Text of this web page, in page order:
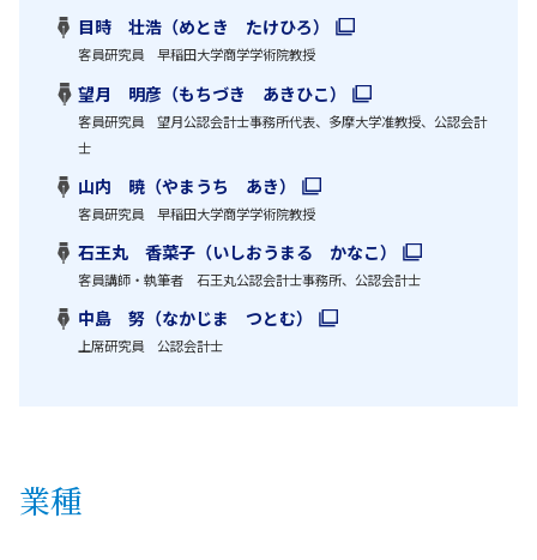
目時 壮浩（めとき たけひろ）
客員研究員 早稲田大学商学学術院教授
望月 明彦（もちづき あきひこ）
客員研究員 望月公認会計士事務所代表、多摩大学准教授、公認会計
士
山内 暁（やまうち あき）
客員研究員 早稲田大学商学学術院教授
石王丸 香菜子（いしおうまる かなこ）
客員講師・執筆者 石王丸公認会計士事務所、公認会計士
中島 努（なかじま つとむ）
上席研究員 公認会計士
業種